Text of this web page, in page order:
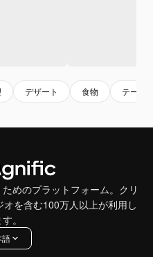
デザート 食物 テーブ
めのプラットフォーム。クリ
を含む100万人以上が利用し
。
語